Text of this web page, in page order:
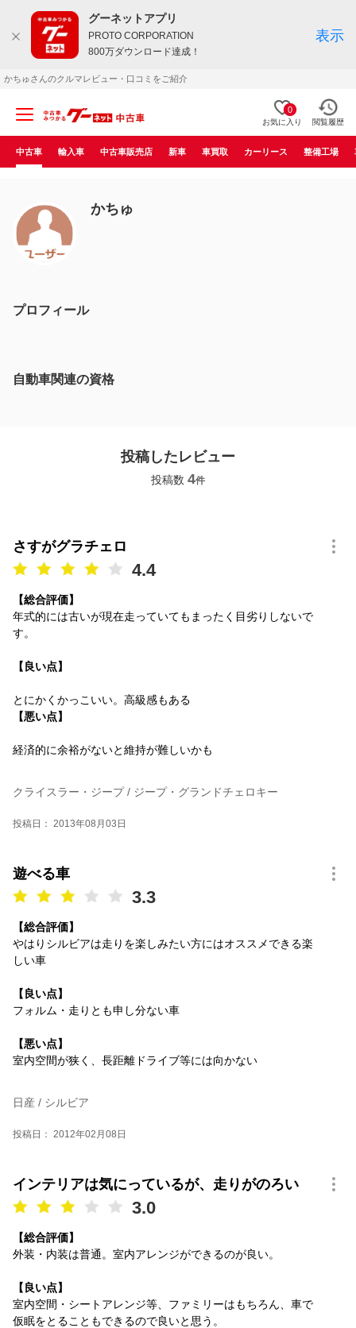
グーネットアプリ
PROTO CORPORATION
800万ダウンロード達成！
表示
かちゅさんのクルマレビュー・口コミをご紹介
0
お気に入り 閲覧履歴
中古車 輸入車 中古車販売店 新車 車買取 カーリース 整備工場
かちゅ
プロフィール
自動車関連の資格
投稿したレビュー
投稿数 4件
さすがグラチェロ
4.4
【総合評価】
年式的には古いが現在走っていてもまったく目劣りしないで
す。
【良い点】
とにかくかっこいい。高級感もある
【悪い点】
経済的に余裕がないと維持が難しいかも
クライスラー・ジープ / ジープ・グランドチェロキー
投稿日： 2013年08月03日
遊べる車
3.3
【総合評価】
やはりシルビアは走りを楽しみたい方にはオススメできる楽
しい車
【良い点】
フォルム・走りとも申し分ない車
【悪い点】
室内空間が狭く、長距離ドライブ等には向かない
日産 / シルビア
投稿日： 2012年02月08日
インテリアは気にっているが、走りがのろい
3.0
【総合評価】
外装・内装は普通。室内アレンジができるのが良い。
【良い点】
室内空間・シートアレンジ等、ファミリーはもちろん、車で
仮眠をとることもできるので良いと思う。